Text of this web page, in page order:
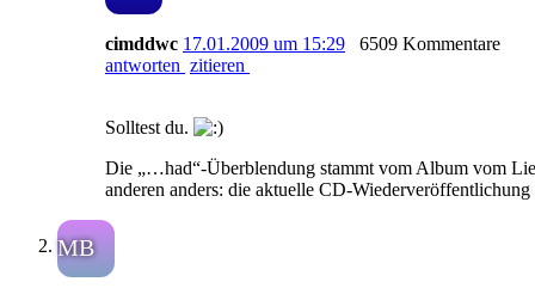
cimddwc 17.01.2009 um 15:29
6509 Kommentare
antworten zitieren
Solltest du.
Die „…had“-Überblendung stammt vom Album vom
anderen anders: die aktuelle CD-
MB